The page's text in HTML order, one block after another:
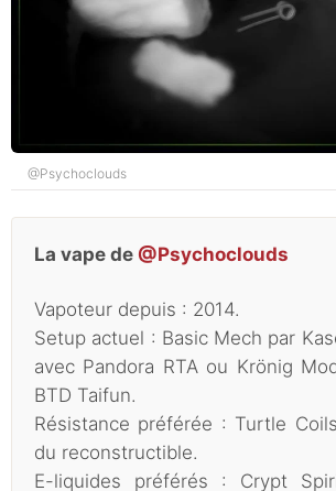
@Psychoclouds
La vape de @Psychoclouds
Vapoteur depuis : 2014.
Setup actuel : Basic Mech par
avec Pandora RTA ou Krönig
BTD Taifun.
Résistance préférée : Turtle
du reconstructible.
E-liquides préférés : Crypt